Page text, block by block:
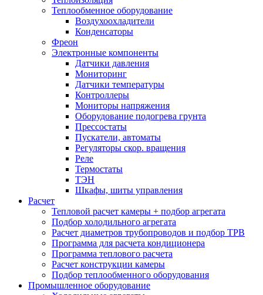
Теплообменное оборудование
Воздухоохладители
Конденсаторы
Фреон
Электронные компоненты
Датчики давления
Мониторинг
Датчики температуры
Контроллеры
Мониторы напряжения
Оборудование подогрева грунта
Прессостаты
Пускатели, автоматы
Регуляторы скор. вращения
Реле
Термостаты
ТЭН
Шкафы, шиты управления
Расчет
Тепловой расчет камеры + подбор агрегата
Подбор холодильного агрегата
Расчет диаметров трубопроводов и подбор ТРВ
Программа для расчета кондиционера
Программа теплового расчета
Расчет конструкции камеры
Подбор теплообменного оборудования
Промышленное оборудование